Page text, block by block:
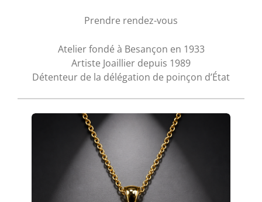
Prendre rendez-vous
Atelier fondé à Besançon en 1933
Artiste Joaillier depuis 1989
Détenteur de la délégation de poinçon d’État